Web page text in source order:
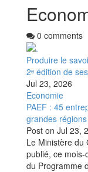
0 comments
Produire le
2ᵉ édition de
Jul 23, 2026
Economie
PAEF : 45
grandes
Post on Jul 23,
Le Ministère du
publié, ce
du Programme